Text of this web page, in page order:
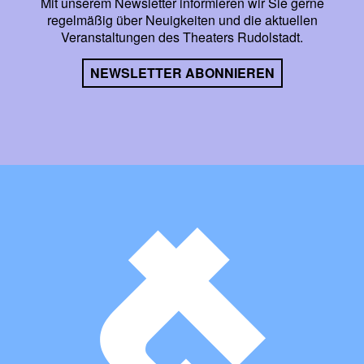
durch Goethe von Weimar aus geleitet wurde, begleitete
die Hofkapelle von Anfang an sämtliche
Opernaufführungen. Viele Opern kamen hier bereits kurz
nach ihrer Uraufführung auf die Bühne, darunter Webers
»Freischütz«, Aubers »Stumme von Portici« und Wagners
»Tannhäuser«. Richard Wagner gastierte sogar selbst 1834
und 1844 Franz Liszt.
den beiden Weltkriegen wirkten mit Otto Hartung, Ernst
Wollong (dem Initiator der legendären »Historischen
Musikfeste« in den 20er und 30er Jahren) und Hans
Swarowski bedeutende Dirigenten als musikalische Leiter
der Landeskapelle in Rudolstadt.
Die Thüringer Symphoniker Saalfeld-Rudolstadt in ihrer
heutigen Gestalt entstanden schließlich 1992 durch Fusion
regelmäßig über Neuigkeiten und die aktuellen
Veranstaltungen des Theaters Rudolstadt.
NEWSLETTER ABONNIEREN